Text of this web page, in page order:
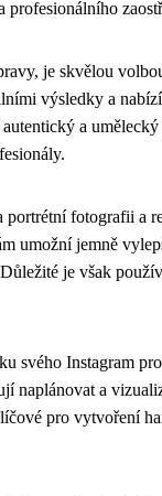
profesionálního
je skvělou
výsledky a
a
portrétní fotografii a
umožní jemně
je však
svého Instagram
naplánovat a
pro vytvoření